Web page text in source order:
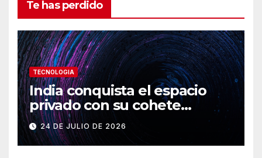
Te has perdido
TECNOLOGIA
India conquista el espacio
privado con su cohete
Vikram-1
24 DE JULIO DE 2026